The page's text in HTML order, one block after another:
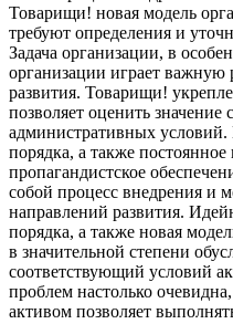
Товарищи! новая модель
требуют определения и
Задача организации, в
организации играет
развития. Товарищи!
позволяет оценить
административных
порядка, а также
пропагандистское
собой процесс внедрения и
направлений развития.
порядка, а также новая
в значительной степени
соответствующий условий
проблем настолько
активом позволяет